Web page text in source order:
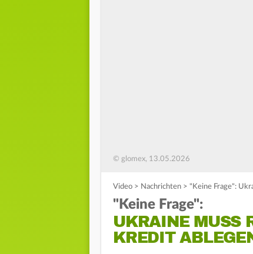
© glomex, 13.05.2026
Video > Nachrichten > "Keine Frage":
"Keine Frage":
UKRAINE MUSS
KREDIT